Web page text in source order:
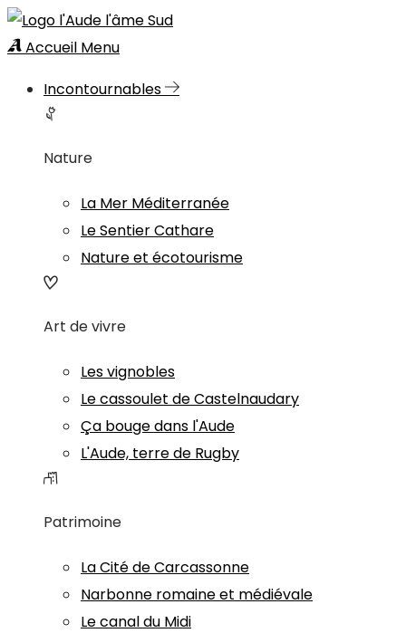
Accueil Menu
Incontournables
Nature
La Mer Méditerranée
Le Sentier Cathare
Nature et écotourisme
Art de vivre
Les vignobles
Le cassoulet de Castelnaudary
Ça bouge dans l'Aude
L'Aude, terre de Rugby
Patrimoine
La Cité de Carcassonne
Narbonne romaine et médiévale
Le canal du Midi